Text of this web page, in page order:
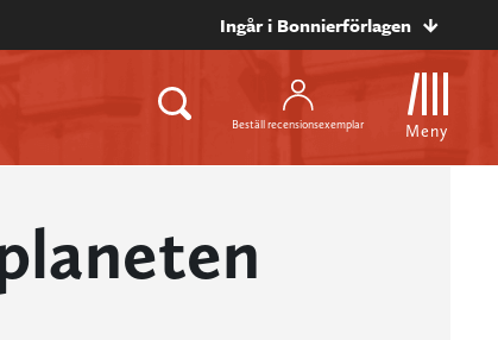
Ingår i Bonnierförlagen
Beställ recensionsexemplar Meny